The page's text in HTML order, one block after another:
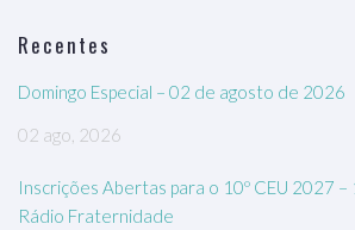
Recentes
Domingo Especial – 02 de agosto de 2026
02 ago, 2026
Inscrições Abertas para o 10º CEU 2027
Rádio Fraternidade